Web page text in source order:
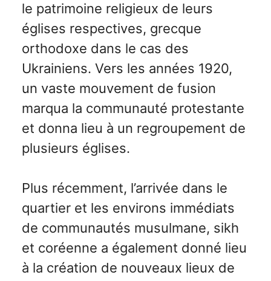
le patrimoine religieux de leurs
églises respectives, grecque
orthodoxe dans le cas des
Ukrainiens. Vers les années 1920,
un vaste mouvement de fusion
marqua la communauté protestante
et donna lieu à un regroupement de
plusieurs églises.
Plus récemment, l’arrivée dans le
quartier et les environs immédiats
de communautés musulmane, sikh
et coréenne a également donné lieu
à la création de nouveaux lieux de